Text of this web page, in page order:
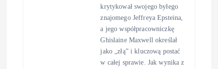
krytykował swojego byłego
znajomego Jeffreya Epsteina,
a jego współpracowniczkę
Ghislaine Maxwell określał
jako „złą” i kluczową postać
w całej sprawie. Jak wynika z